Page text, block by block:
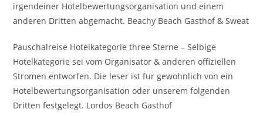
irgendeiner Hotelbewertungsorganisation und einem
anderen Dritten abgemacht. Beachy Beach Gasthof & Sweat
Pauschalreise Hotelkategorie three Sterne – Selbige
Hotelkategorie sei vom Organisator & anderen offiziellen
Stromen entworfen. Die leser ist fur gewohnlich von ein
Hotelbewertungsorganisation oder unserem folgenden
Dritten festgelegt. Lordos Beach Gasthof